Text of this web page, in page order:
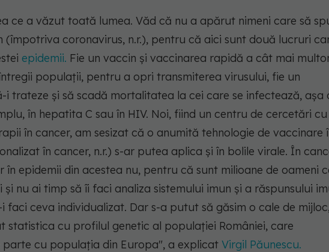
ce a văzut toată lumea. Văd că nu a apărut nimeni care să
(împotriva coronavirus, n.r.), pentru că aici sunt două lucruri
epidemii. Fie un vaccin şi vaccinarea rapidă a cât mai
populaţii, pentru a opri transmiterea virusului, fie un
i trateze şi să scadă mortalitatea la cei care se infectează, aşa
în hepatita C sau în HIV. Noi, fiind un centru de cercetări cu
în cancer, am sesizat că o anumită tehnologie de vaccinare
în cancer, n.r.) s-ar putea aplica şi în bolile virale. În
epidemii din acestea nu, pentru că sunt milioane de oameni
nu ai timp să îi faci analiza sistemului imun şi a răspunsului
faci ceva individualizat. Dar s-a putut să găsim o cale de
statistica cu profilul genetic al populaţiei României, care
parte cu populaţia din Europa", a explicat Virgil Păunescu.